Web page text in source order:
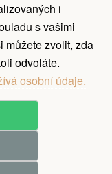
i
s vašimi
můžete zvolit, zda
odvoláte.
osobní údaje.
♥ JOOMLA GURU